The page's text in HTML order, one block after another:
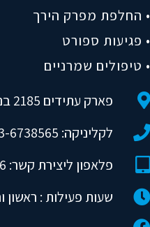
• החלפת מפרק הירך
• פגיעות ספורט
• טיפולים שמרניים
פארק עתידים 2185 בניין 4 קומה 1, תל אביב (חניה בבניין 6)
לקליניקה: 03-6738565
פלאפון ליצירת קשר: 052-4080056
שעות פעילות : ראשון ורביעי